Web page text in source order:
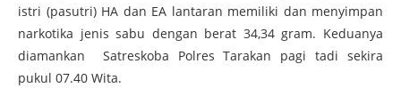
istri (pasutri) HA dan EA lantaran memiliki dan menyimpan
narkotika jenis sabu dengan berat 34,34 gram. Keduanya
diamankan Satreskoba Polres Tarakan pagi tadi sekira
pukul 07.40 Wita.